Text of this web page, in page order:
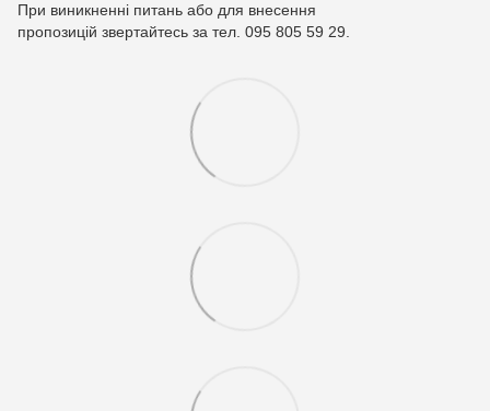
При виникненні питань або для внесення
пропозицій звертайтесь за тел. 095 805 59 29.